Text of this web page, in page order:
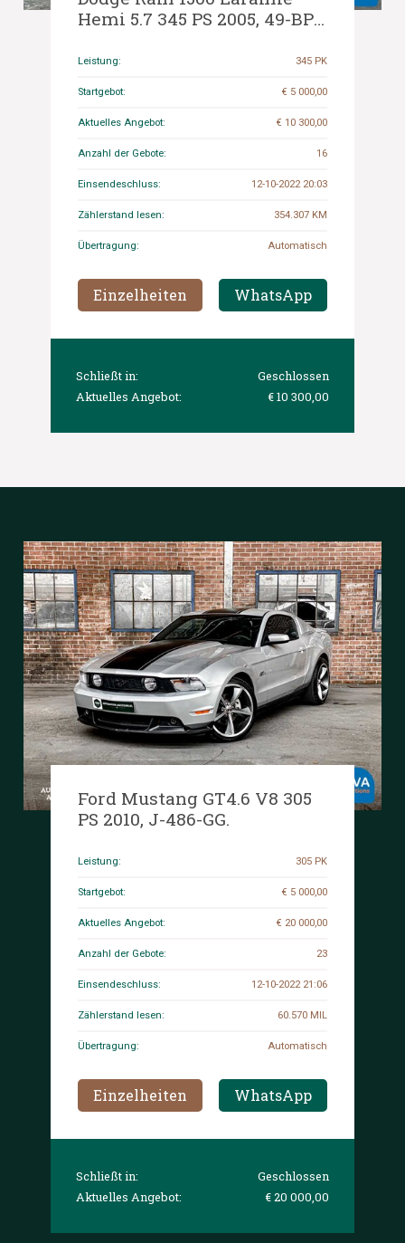
Hemi 5.7 345 PS 2005, 49-BP-
Leistung: 345 PK
Startgebot: € 5 000,00
Aktuelles Angebot: € 10 300,00
Anzahl der Gebote: 16
Einsendeschluss: 12-10-2022 20:03
Zählerstand lesen: 354.307 KM
Übertragung: Automatisch
Einzelheiten WhatsApp
Schließt in:
Geschlossen
Aktuelles Angebot:
€ 10 300,00
Ford Mustang GT4.6 V8 305
PS 2010, J-486-GG.
Leistung: 305 PK
Startgebot: € 5 000,00
Aktuelles Angebot: € 20 000,00
Anzahl der Gebote: 23
Einsendeschluss: 12-10-2022 21:06
Zählerstand lesen: 60.570 MIL
Übertragung: Automatisch
Einzelheiten WhatsApp
Schließt in:
Geschlossen
Aktuelles Angebot:
€ 20 000,00